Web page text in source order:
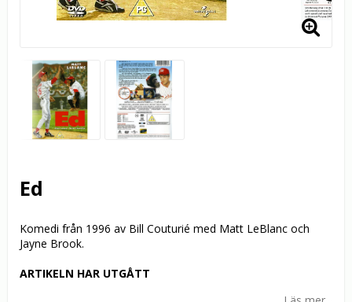
Ed
Komedi från 1996 av Bill Couturié med Matt LeBlanc och
Jayne Brook.
ARTIKELN HAR UTGÅTT